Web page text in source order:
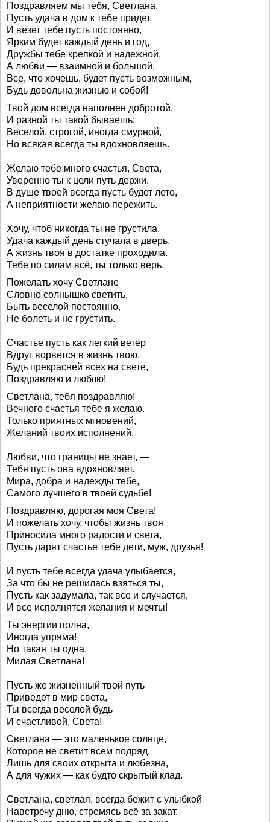
Поздравляем мы тебя, Светлана,
Пусть удача в дом к тебе придет,
И везет тебе пусть постоянно,
Ярким будет каждый день и год,
Дружбы тебе крепкой и надежной,
А любви — взаимной и большой,
Все, что хочешь, будет пусть возможным,
Будь довольна жизнью и собой!
Твой дом всегда наполнен добротой,
И разной ты такой бываешь:
Веселой, строгой, иногда смурной,
Но всякая всегда ты вдохновляешь.
Желаю тебе много счастья, Света,
Уверенно ты к цели путь держи.
В душе твоей всегда пусть будет лето,
А неприятности желаю пережить.
Хочу, чтоб никогда ты не грустила,
Удача каждый день стучала в дверь.
А жизнь твоя в достатке проходила.
Тебе по силам всё, ты только верь.
Пожелать хочу Светлане
Словно солнышко светить,
Быть веселой постоянно,
Не болеть и не грустить.
Счастье пусть как легкий ветер
Вдруг ворвется в жизнь твою,
Будь прекрасней всех на свете,
Поздравляю и люблю!
Светлана, тебя поздравляю!
Вечного счастья тебе я желаю.
Только приятных мгновений,
Желаний твоих исполнений.
Любви, что границы не знает, —
Тебя пусть она вдохновляет.
Мира, добра и надежды тебе,
Самого лучшего в твоей судьбе!
Поздравляю, дорогая моя Света!
И пожелать хочу, чтобы жизнь твоя
Приносила много радости и света,
Пусть дарят счастье тебе дети, муж, друзья!
И пусть тебе всегда удача улыбается,
За что бы не решилась взяться ты,
Пусть как задумала, так все и случается,
И все исполнятся желания и мечты!
Ты энергии полна,
Иногда упряма!
Но такая ты одна,
Милая Светлана!
Пусть же жизненный твой путь
Приведет в мир света,
Ты всегда веселой будь
И счастливой, Света!
Светлана — это маленькое солнце,
Которое не светит всем подряд.
Лишь для своих открыта и любезна,
А для чужих — как будто скрытый клад.
Светлана, светлая, всегда бежит с улыбкой
Навстречу дню, стремясь всё за закат.